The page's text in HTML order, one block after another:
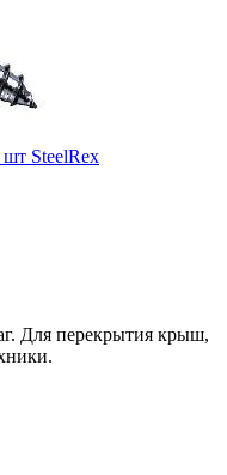
SteelRex
Для перекрытия крыш,